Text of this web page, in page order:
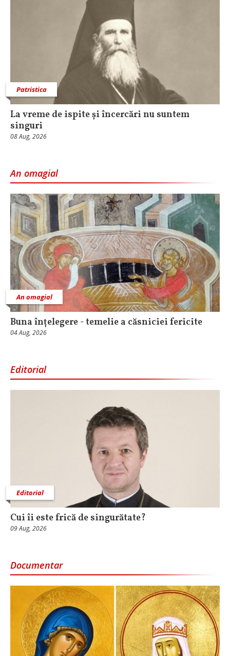
Patristica
La vreme de ispite și încercări nu suntem
singuri
08 Aug, 2026
An omagial
An omagial
Buna înțelegere - temelie a căsniciei fericite
04 Aug, 2026
Editorial
Editorial
Cui îi este frică de singurătate?
09 Aug, 2026
Documentar